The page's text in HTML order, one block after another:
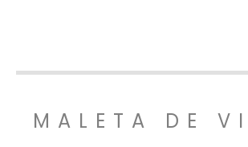
MALETA DE